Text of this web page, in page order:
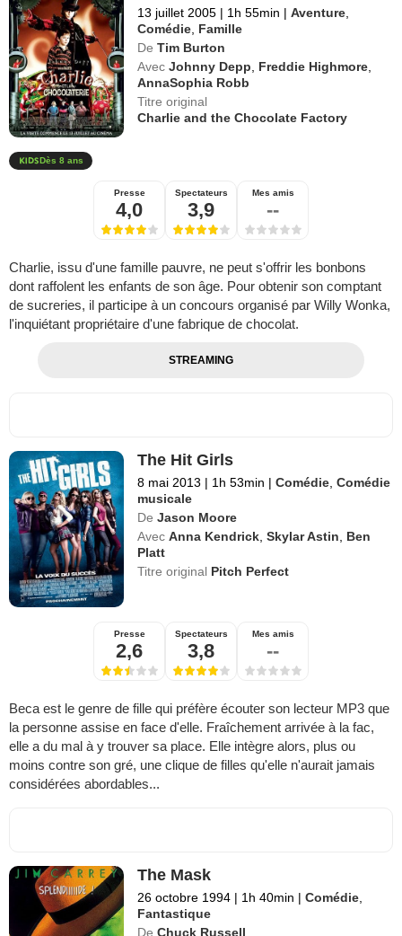
13 juillet 2005 | 1h 55min | Aventure
Comédie Famille
De Tim Burton
Avec Johnny Depp Freddie Highmore
AnnaSophia Robb
Titre original
Charlie and the Chocolate Factory
Dès 8 ans
Presse
4,0
Spectateurs
3,9
Mes amis
--
Charlie, issu d'une famille pauvre, ne peut s'offrir les bonbons
dont raffolent les enfants de son âge. Pour obtenir son comptant
de sucreries, il participe à un concours organisé par Willy Wonka,
l'inquiétant propriétaire d'une fabrique de chocolat.
STREAMING
The Hit Girls
8 mai 2013 | 1h 53min | Comédie ,Comédie
musicale
De Jason Moore
Avec Anna Kendrick ,Skylar Astin
Ben
Platt
Titre original Pitch Perfect
Presse
2,6
Spectateurs
3,8
Mes amis
--
Beca est le genre de fille qui préfère écouter son lecteur MP3 que
la personne assise en face d'elle. Fraîchement arrivée à la fac,
elle a du mal à y trouver sa place. Elle intègre alors, plus ou
moins contre son gré, une clique de filles qu'elle n'aurait jamais
considérées abordables...
The Mask
26 octobre 1994 | 1h 40min | Comédie
Fantastique
De Chuck Russell